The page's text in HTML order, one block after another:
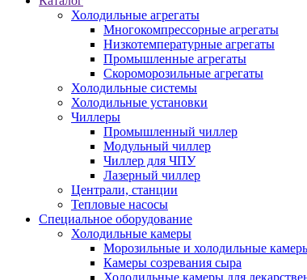
Холодильные агрегаты
Многокомпрессорные агрегаты
Низкотемпературные агрегаты
Промышленные агрегаты
Скороморозильные агрегаты
Холодильные системы
Холодильные установки
Чиллеры
Промышленный чиллер
Модульный чиллер
Чиллер для ЧПУ
Лазерный чиллер
Централи, станции
Тепловые насосы
Специальное оборудование
Холодильные камеры
Морозильные и холодильные
Камеры созревания сыра
Холодильные камеры для